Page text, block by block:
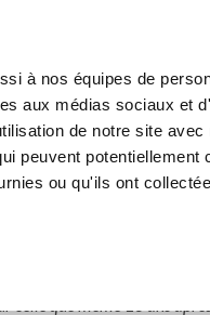
à nos équipes de
aux médias sociaux et
de notre site avec
peuvent potentiellement
ou qu'ils ont